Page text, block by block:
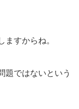
すからね。
題ではないという